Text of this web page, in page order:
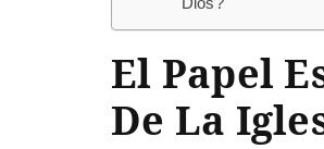
Dios?
El Papel
De La